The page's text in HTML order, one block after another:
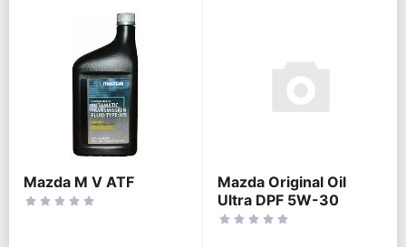
Mazda M V ATF
Mazda Original Oil
Ultra DPF 5W-30